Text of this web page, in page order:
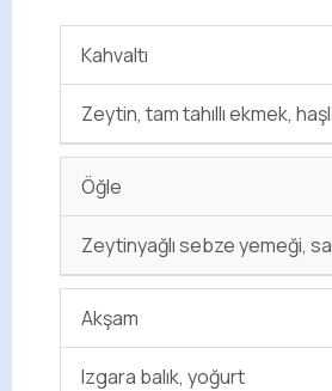
Kahvaltı
Zeytin, tam tahıllı ekmek,
Öğle
Zeytinyağlı sebze yemeği,
Akşam
Izgara balık, yoğurt